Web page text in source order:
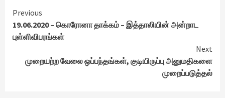
Continue
Reading
Previous
19.06.2020 – கொரோனா தாக்கம் – இத்தாலியின் அன்றாட
புள்ளிவிபரங்கள்
Next
முறையற்ற வேலை ஒப்பந்தங்கள், குடியிருப்பு அனுமதிகளை
முறைப்படுத்தல்